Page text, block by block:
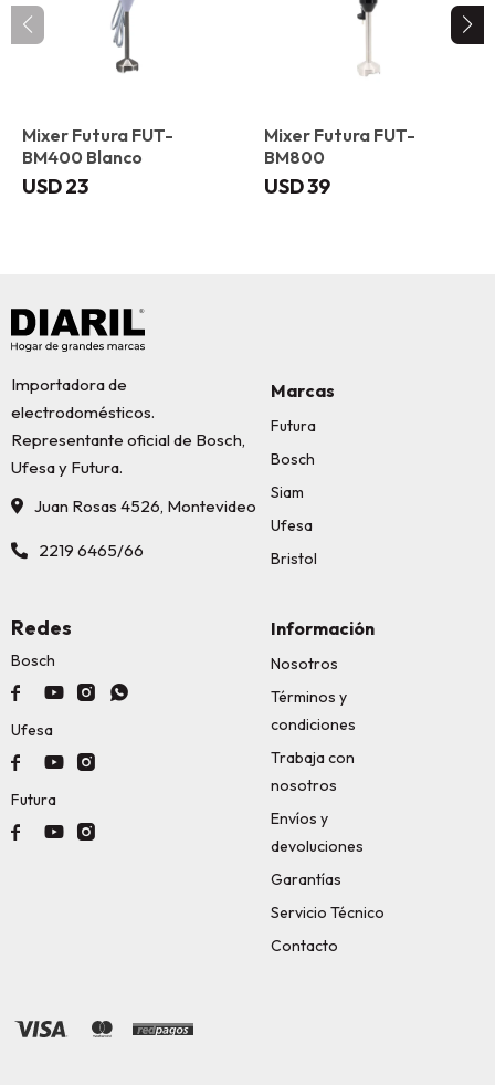
Mixer Futura FUT-
BM400 Blanco
USD23
Mixer Futura FUT-
BM800
USD39
Importadora de
electrodomésticos.
Representante oficial de Bosch,
Ufesa y Futura.
Juan Rosas 4526, Montevideo
2219 6465/66
Marcas
Futura
Bosch
Siam
Ufesa
Bristol
Información
Nosotros
Términos y
condiciones
Trabaja con
nosotros
Envíos y
devoluciones
Garantías
Servicio Técnico
Contacto
Redes
Bosch
   
Ufesa
  
Futura
  